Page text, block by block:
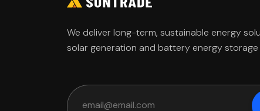
We deliver long-term, sustainable energy
solar generation and battery energy storage